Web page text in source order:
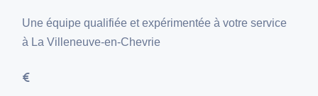
Une équipe qualifiée et expérimentée à votre service
à La Villeneuve-en-Chevrie